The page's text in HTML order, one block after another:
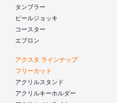
タンブラー
ビールジョッキ
コースター
エプロン
アクスタ ラインナップ
フリーカット
アクリルスタンド
アクリルキーホルダー